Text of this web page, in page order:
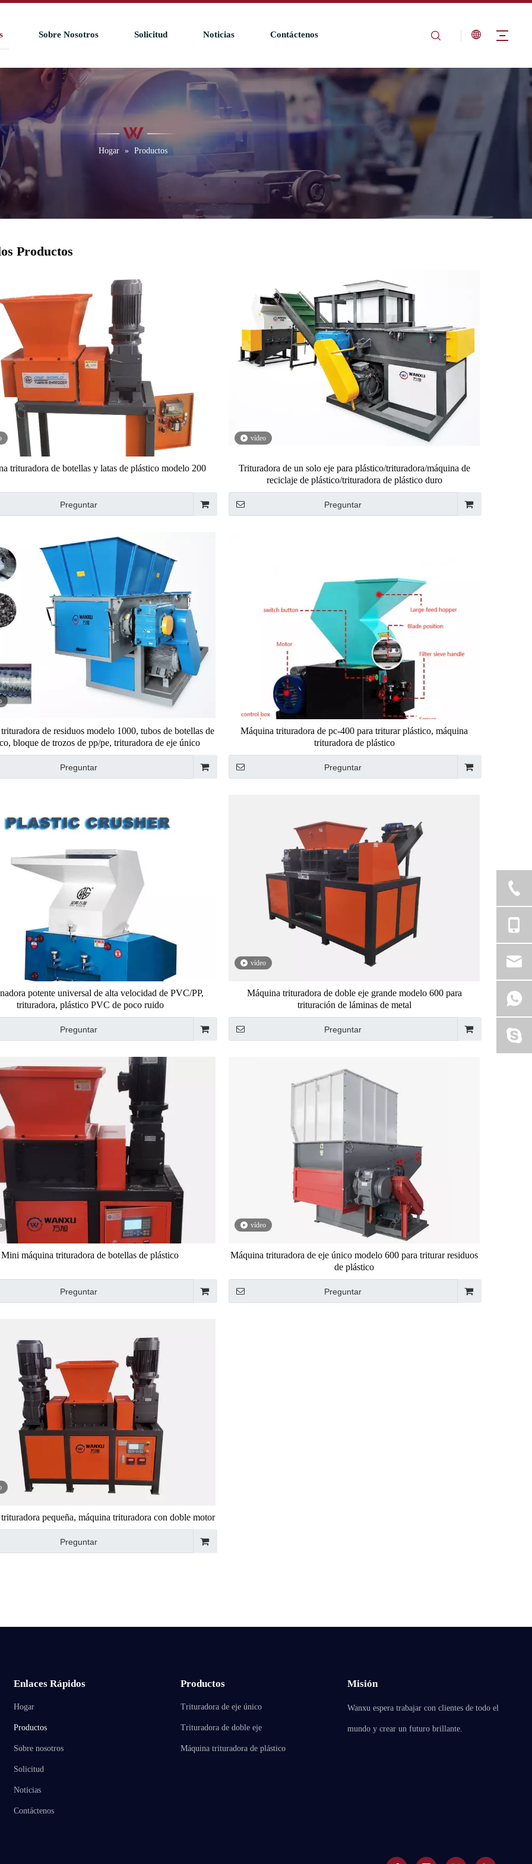
Sobre Nosotros Solicitud Noticias Contáctenos
Hogar » Productos
Productos
trituradora de botellas y latas de plástico modelo 200
Preguntar
vídeo
Trituradora de un solo eje para plástico/trituradora/máquina de
reciclaje de plástico/trituradora de plástico duro
Preguntar
de residuos modelo 1000, tubos de botellas de
bloque de trozos de pp/pe, trituradora de eje único
Preguntar
Máquina trituradora de pc-400 para triturar plástico, máquina
trituradora de plástico
Preguntar
potente universal de alta velocidad de PVC/PP,
trituradora, plástico PVC de poco ruido
Preguntar
vídeo
Máquina trituradora de doble eje grande modelo 600 para
trituración de láminas de metal
Preguntar
Mini máquina trituradora de botellas de plástico
Preguntar
vídeo
Máquina trituradora de eje único modelo 600 para triturar residuos
de plástico
Preguntar
pequeña, máquina trituradora con doble motor
Preguntar
Enlaces Rápidos
Hogar
Productos
Sobre nosotros
Solicitud
Noticias
Contáctenos
Productos
Trituradora de eje único
Trituradora de doble eje
Máquina trituradora de plástico
Misión
Wanxu espera trabajar con clientes de todo el
mundo y crear un futuro brillante.